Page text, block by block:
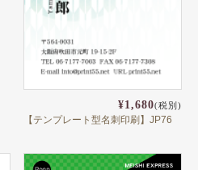
¥1,680(税別)
【テンプレート型名刺印刷】JP76